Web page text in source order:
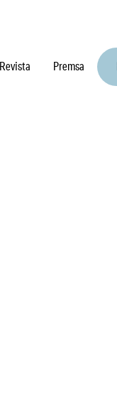
Revista Premsa